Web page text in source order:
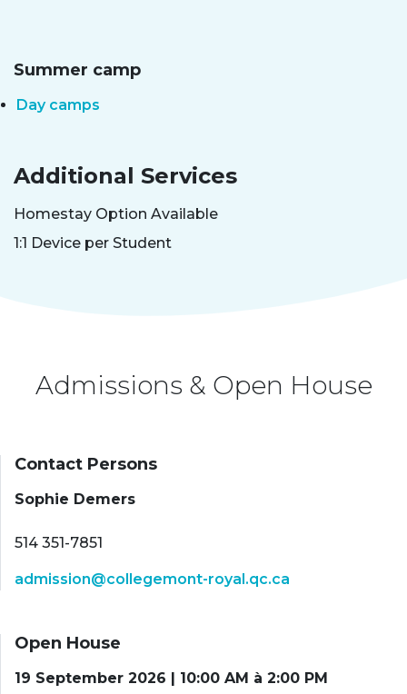
Summer camp
Day camps
Additional Services
Homestay Option Available
1:1 Device per Student
Admissions & Open House
Contact Persons
Sophie Demers
514 351-7851
admission@collegemont-royal.qc.ca
Open House
19 September 2026 | 10:00 AM à 2:00 PM